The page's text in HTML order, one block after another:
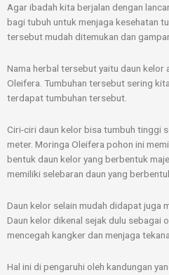
Agar ibadah kita berjalan dengan
bagi tubuh untuk menjaga kesehatan
tersebut mudah ditemukan dan
Nama herbal tersebut yaitu daun kelor
Oleifera. Tumbuhan tersebut sering
terdapat tumbuhan tersebut.
Ciri-ciri daun kelor bisa tumbuh tinggi
meter. Moringa Oleifera pohon ini
bentuk daun kelor yang berbentuk
memiliki selebaran daun yang
Daun kelor selain mudah didapat juga
Daun kelor dikenal sejak dulu sebagai
mencegah kangker dan menjaga
Hal ini di pengaruhi oleh kandungan